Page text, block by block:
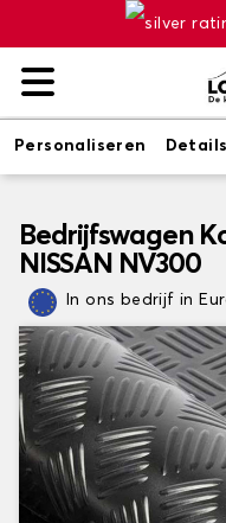
Personaliseren Details
Bedrijfswagen
NISSAN NV300
In ons bedrijf in